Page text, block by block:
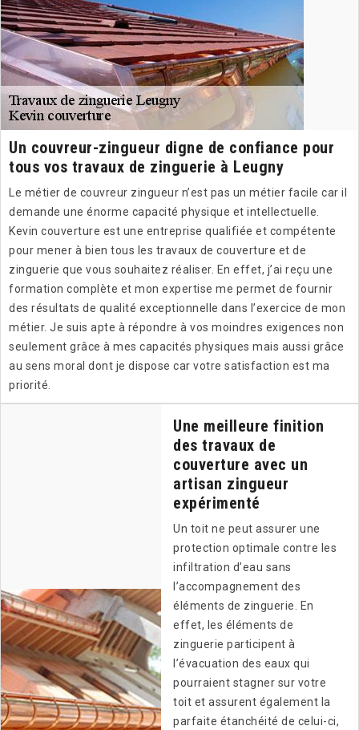
Un couvreur-zingueur digne de confiance pour
tous vos travaux de zinguerie à Leugny
Le métier de couvreur zingueur n’est pas un métier facile car il
demande une énorme capacité physique et intellectuelle.
Kevin couverture est une entreprise qualifiée et compétente
pour mener à bien tous les travaux de couverture et de
zinguerie que vous souhaitez réaliser. En effet, j’ai reçu une
formation complète et mon expertise me permet de fournir
des résultats de qualité exceptionnelle dans l’exercice de mon
métier. Je suis apte à répondre à vos moindres exigences non
seulement grâce à mes capacités physiques mais aussi grâce
au sens moral dont je dispose car votre satisfaction est ma
priorité.
Une meilleure finition
des travaux de
couverture avec un
artisan zingueur
expérimenté
Un toit ne peut assurer une
protection optimale contre les
infiltration d’eau sans
l’accompagnement des
éléments de zinguerie. En
effet, les éléments de
zinguerie participent à
l’évacuation des eaux qui
pourraient stagner sur votre
toit et assurent également la
parfaite étanchéité de celui-ci,